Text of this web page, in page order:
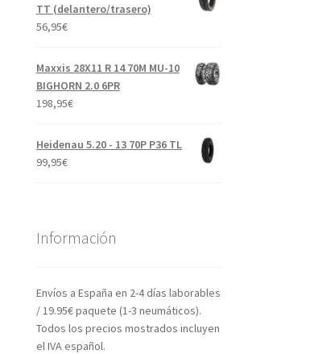
TT (delantero/trasero)
56,95€
Maxxis 28X11 R 14 70M MU-10
BIGHORN 2.0 6PR
198,95€
Heidenau 5.20 - 13 70P P36 TL
99,95€
Información
Envíos a España en 2-4 días laborables
/ 19.95€ paquete (1-3 neumáticos).
Todos los precios mostrados incluyen
el IVA español.